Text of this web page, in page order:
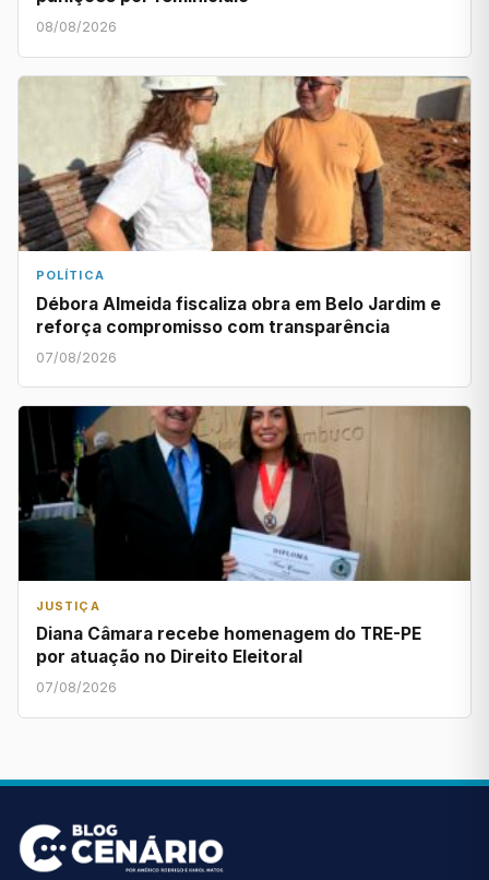
08/08/2026
POLÍTICA
Débora Almeida fiscaliza obra em Belo Jardim e
reforça compromisso com transparência
07/08/2026
JUSTIÇA
Diana Câmara recebe homenagem do TRE-PE
por atuação no Direito Eleitoral
07/08/2026